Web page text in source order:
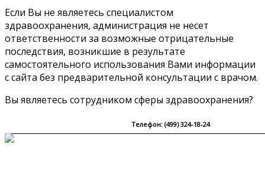
Если Вы не являетесь специалистом
здравоохранения, администрация не несет
ответственности за возможные отрицательные
последствия, возникшие в результате
самостоятельного использования Вами информации
с сайта без предварительной консультации с врачом.
Вы являетесь сотрудником сферы здравоохранения?
Телефон: (499) 324-18-24